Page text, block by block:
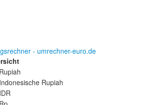
- umrechner-euro.de
Rupiah
Indonesische Rupiah
IDR